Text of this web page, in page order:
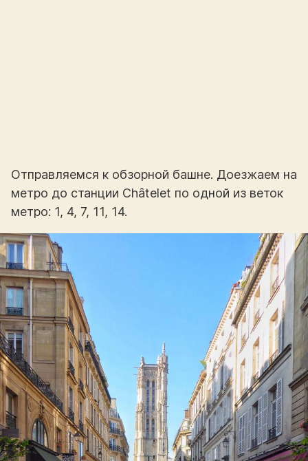
Отправляемся к обзорной башне. Доезжаем на
метро до станции Châtelet по одной из веток
метро: 1, 4, 7, 11, 14.